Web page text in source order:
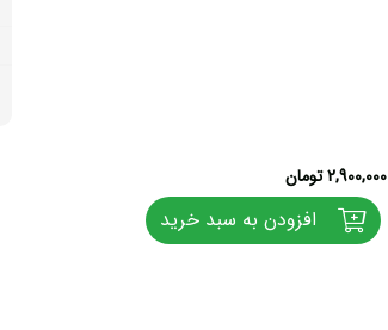
قیمت
اصلی:
4,000,000 تومان
بود.
2,900,000 تومان
فعلی:
2,900,000 تومان.
افزودن به سبد خرید